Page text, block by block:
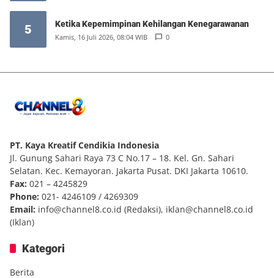
5 Ketika Kepemimpinan Kehilangan Kenegarawanan
Kamis, 16 Juli 2026, 08:04 WIB 0
PT. Kaya Kreatif Cendikia Indonesia
Jl. Gunung Sahari Raya 73 C No.17 – 18. Kel. Gn. Sahari
Selatan. Kec. Kemayoran. Jakarta Pusat. DKI Jakarta 10610.
Fax: 021 – 4245829
Phone: 021- 4246109 / 4269309
Email: info@channel8.co.id (Redaksi), iklan@channel8.co.id
(Iklan)
Kategori
Berita